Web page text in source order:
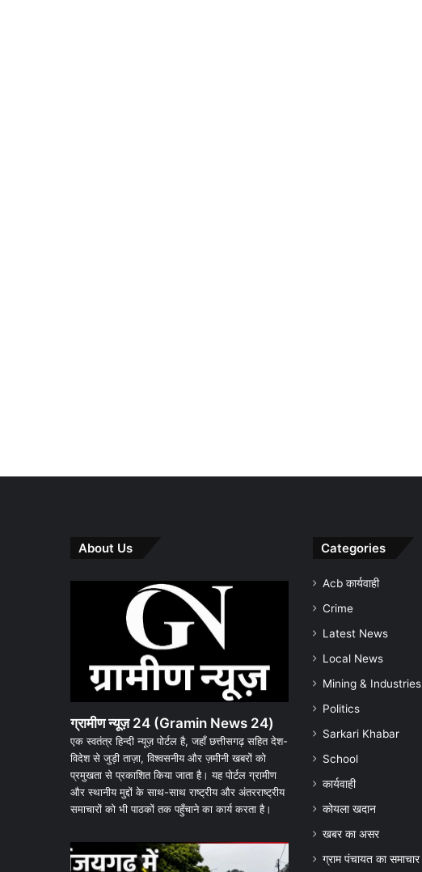
About Us
ग्रामीण न्यूज़ 24 (Gramin News 24)
एक स्वतंत्र हिन्दी न्यूज़ पोर्टल है, जहाँ छत्तीसगढ़ सहित देश-
विदेश से जुड़ी ताज़ा, विश्वसनीय और ज़मीनी खबरों को
प्रमुखता से प्रकाशित किया जाता है। यह पोर्टल ग्रामीण
और स्थानीय मुद्दों के साथ-साथ राष्ट्रीय और अंतरराष्ट्रीय
समाचारों को भी पाठकों तक पहुँचाने का कार्य करता है।
धरमजयगढ़
में
के
Categories
Acb कार्यवाही
Crime
Latest News
Local News
Mining & Industries
Politics
Sarkari Khabar
School
कार्यवाही
कोयला खदान
खबर का असर
ग्राम पंचायत का समाचार